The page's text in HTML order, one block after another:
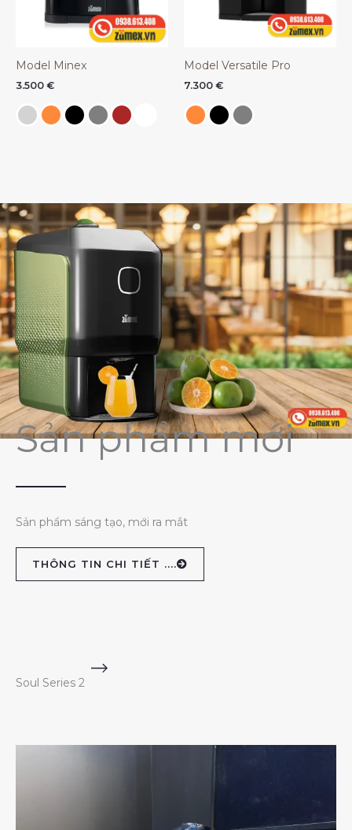
Model Minex
3.500 €
Model Versatile Pro
7.300 €
Sản phẩm mới
Sản phẩm sáng tạo, mới ra mắt
THÔNG TIN CHI TIẾT ....
Soul Series 2